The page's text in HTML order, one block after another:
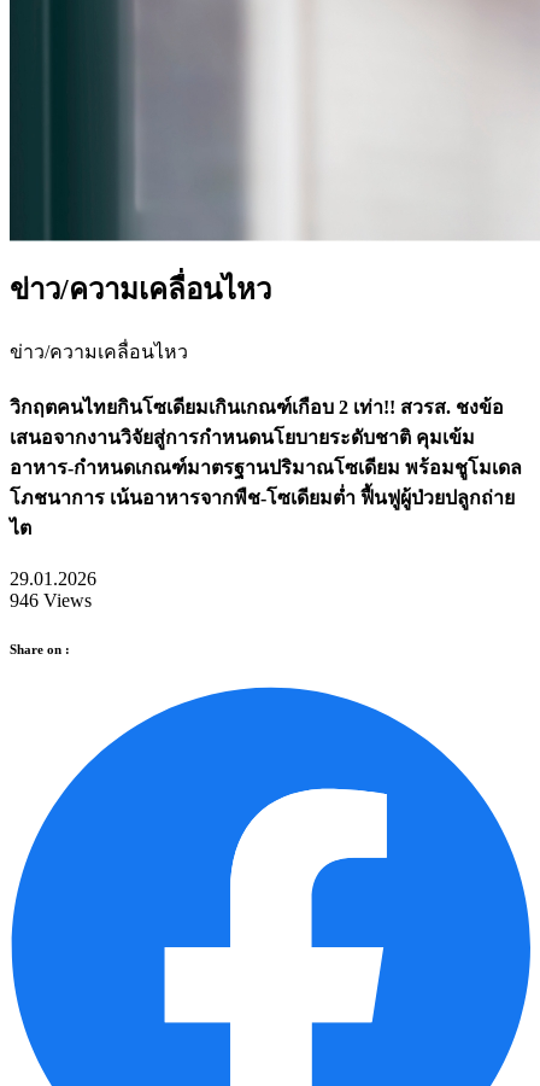
ข่าว/ความเคลื่อนไหว
ข่าว/ความเคลื่อนไหว
วิกฤตคนไทยกินโซเดียมเกินเกณฑ์เกือบ 2 เท่า!! สวรส. ชงข้อ
เสนอจากงานวิจัยสู่การกำหนดนโยบายระดับชาติ คุมเข้ม
อาหาร-กำหนดเกณฑ์มาตรฐานปริมาณโซเดียม พร้อมชูโมเดล
โภชนาการ เน้นอาหารจากพืช-โซเดียมต่ำ ฟื้นฟูผู้ป่วยปลูกถ่าย
ไต
29.01.2026
946 Views
Share on :